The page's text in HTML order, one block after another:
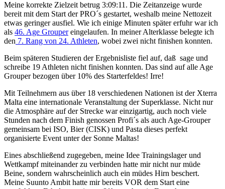
Meine korrekte Zielzeit betrug 3:09:11. Die Zeitanzeige wurde
bereit mit dem Start der PRO´s gestartet, weshalb meine Nettozeit
etwas geringer ausfiel. Wie ich einige Minuten später erfuhr war ich
als 46. Age Groupereingelaufen. In meiner Alterklasse belegte ich
den 7. Rang von 24. Athleten, wobei zwei nicht finishen konnten.
Beim späteren Studieren der Ergebnisliste fiel auf, daß sage und
schreibe 19 Athleten nicht finishen konnten. Das sind auf alle Age
Grouper bezogen über 10% des Starterfeldes! Irre!
Mit Teilnehmern aus über 18 verschiedenen Nationen ist der Xterra
Malta eine internationale Veranstaltung der Superklasse. Nicht nur
die Atmosphäre auf der Strecke war einzigartig, auch noch viele
Stunden nach dem Finish genossen Profi´s als auch Age-Grouper
gemeinsam bei ISO, Bier (CISK) und Pasta dieses perfekt
organisierte Event unter der Sonne Maltas!
Eines abschließend zugegeben, meine Idee Trainingslager und
Wettkampf miteinander zu verbinden hatte mir nicht nur müde
Beine, sondern wahrscheinlich auch ein müdes Hirn beschert.
Meine Suunto Ambit hatte mir bereits VOR dem Start eine